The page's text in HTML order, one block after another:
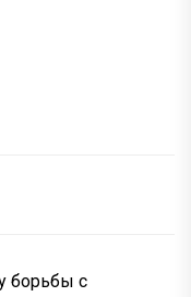
борьбы с